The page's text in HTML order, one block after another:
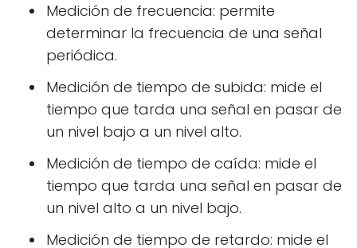
Medición de frecuencia: permite
determinar la frecuencia de una señal
periódica.
Medición de tiempo de subida: mide el
tiempo que tarda una señal en pasar de
un nivel bajo a un nivel alto.
Medición de tiempo de caída: mide el
tiempo que tarda una señal en pasar de
un nivel alto a un nivel bajo.
Medición de tiempo de retardo: mide el